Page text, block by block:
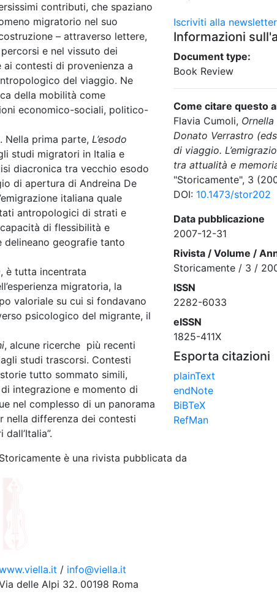
contributi, che spaziano
migratorio nel suo
– attraverso lettere,
e nel vissuto dei
ai contesti di provenienza a
del viaggio. Ne
della mobilità come
economico-sociali, politico-
Nella prima parte, L’esodo
studi migratori in Italia e
diacronica tra vecchio esodo
di apertura di Andreina De
italiana quale
antropologici di strati e
di flessibilità e
delineano geografie tanto
, è tutta incentrata
migratoria, la
valoriale su cui si fondavano
psicologico del migrante, il
, alcune ricerche più recenti
studi trascorsi. Contesti
tutto sommato simili,
integrazione e momento di
nel complesso di un panorama
nella differenza dei contesti
Iscriviti alla newsletter
Informazioni
Document type:
Book Review
Come citare questo
Flavia Cumoli, Ornella
Donato Verrastro
di viaggio.
tra attualità e
"Storicamente", 3
DOI: 10.1473/stor202
Data pubblicazione
2007-12-31
Rivista / Volume /
Storicamente / 3 /
ISSN
2282-6033
eISSN
1825-411X
Esporta citazioni
plainText
endNote
BiBTeX
RefMan
Storicamente è una rivista pubblicata da
/ info@viella.it
delle Alpi 32. 00198 Roma